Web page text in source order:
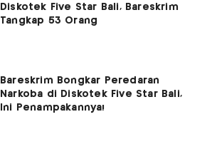
Diskotek Five Star Bali, Bareskrim
Tangkap 53 Orang
Bareskrim Bongkar Peredaran
Narkoba di Diskotek Five Star Bali,
Ini Penampakannya!